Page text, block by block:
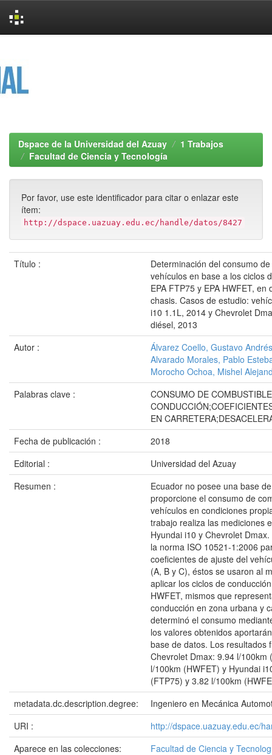
Dspace de la Universidad del Azuay
1 Trabajos
Facultad de Ciencia y Tecnología
Por favor, use este identificador para citar o enlazar este
ítem:
http://dspace.uazuay.edu.ec/handle/datos/8427
Título :
Determinación del consumo
vehículos en base a los ciclos
EPA FTP75 y EPA HWFET, en
chasis. Casos de estudio:
i10 1.1L, 2014 y Chevrolet
diésel, 2013
Autor :
Álvarez Coello, Gustavo Andrés
Alvarado Morales, Pablo
Morocho Ochoa, Mishel
Palabras clave :
CONSUMO DE
EN
Fecha de publicación :
2018
Editorial :
Universidad del Azuay
Resumen :
Ecuador no posee una base
proporcione el consumo de
vehículos en condiciones
trabajo realiza las mediciones
Hyundai i10 y Chevrolet
la norma ISO 10521-1:2006
coeficientes de ajuste del
(A, B y C), éstos se usaron al
aplicar los ciclos de
HWFET, mismos que
conducción en zona urbana y
determinó el consumo
los valores obtenidos
base de datos. Los resultados
Chevrolet Dmax: 9.94 l/100km
l/100km (HWFET) y Hyundai
(FTP75) y 3.82 l/100km
metadata.dc.description.degree:
Ingeniero en Mecánica
URI :
http://dspace.uazuay.edu.ec/
Aparece en las colecciones:
Facultad de Ciencia y